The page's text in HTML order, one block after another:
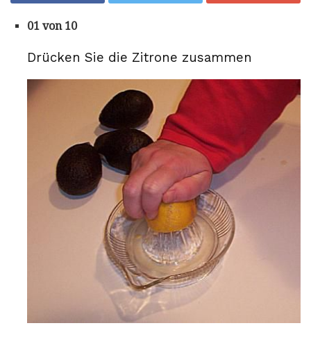
01 von 10
Drücken Sie die Zitrone zusammen